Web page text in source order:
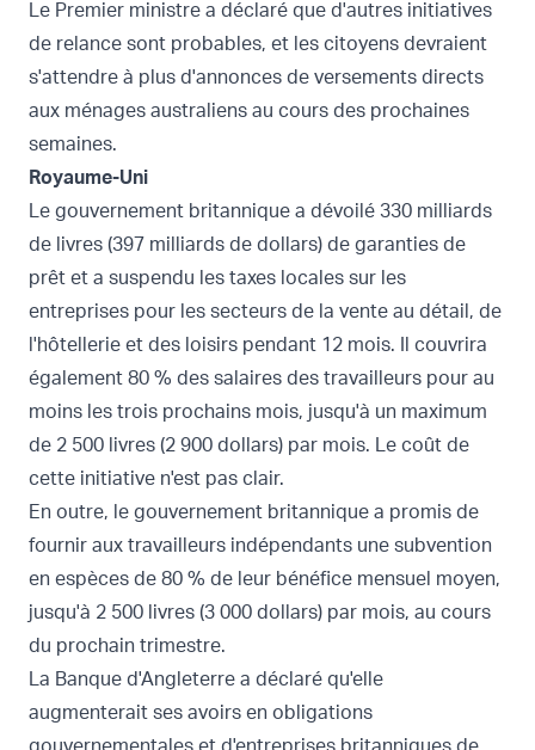
Le Premier ministre a déclaré que d'autres initiatives
de relance sont probables, et les citoyens devraient
s'attendre à plus d'annonces de versements directs
aux ménages australiens au cours des prochaines
semaines.
Royaume-Uni
Le gouvernement britannique a dévoilé 330 milliards
de livres (397 milliards de dollars) de garanties de
prêt et a suspendu les taxes locales sur les
entreprises pour les secteurs de la vente au détail, de
l'hôtellerie et des loisirs pendant 12 mois. Il couvrira
également 80 % des salaires des travailleurs pour au
moins les trois prochains mois, jusqu'à un maximum
de 2 500 livres (2 900 dollars) par mois. Le coût de
cette initiative n'est pas clair.
En outre, le gouvernement britannique a promis de
fournir aux travailleurs indépendants une subvention
en espèces de 80 % de leur bénéfice mensuel moyen,
jusqu'à 2 500 livres (3 000 dollars) par mois, au cours
du prochain trimestre.
La Banque d'Angleterre a déclaré qu'elle
augmenterait ses avoirs en obligations